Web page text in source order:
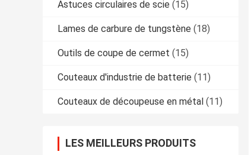
Astuces circulaires de scie (15)
Lames de carbure de tungstène (18)
Outils de coupe de cermet (15)
Couteaux d'industrie de batterie (11)
Couteaux de découpeuse en métal (11)
LES MEILLEURS PRODUITS